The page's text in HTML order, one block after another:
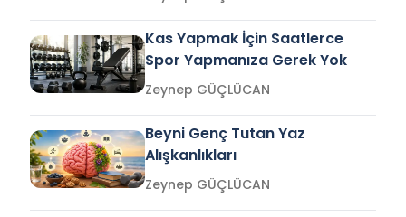
Kas Yapmak İçin Saatlerce
Spor Yapmanıza Gerek Yok
Zeynep GÜÇLÜCAN
Beyni Genç Tutan Yaz
Alışkanlıkları
Zeynep GÜÇLÜCAN